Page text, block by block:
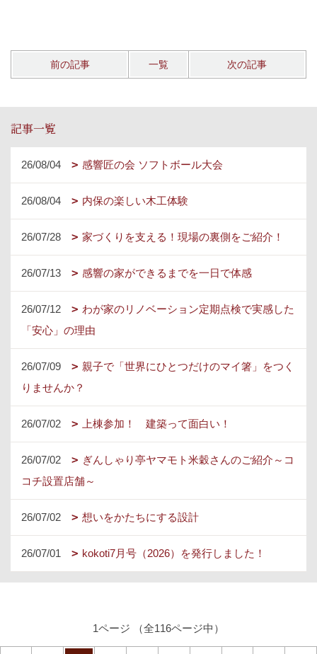
前の記事 一覧 次の記事
記事一覧
26/08/04 感響匠の会 ソフトボール大会
26/08/04 内保の楽しい木工体験
26/07/28 家づくりを支える！現場の裏側をご紹介！
26/07/13 感響の家ができるまでを一日で体感
26/07/12
わが家のリノベーション定期点検で実感した
「安心」の理由
26/07/09
親子で「世界にひとつだけのマイ箸」をつく
りませんか？
26/07/02 上棟参加！ 建築って面白い！
26/07/02
ぎんしゃり亭ヤマモト米穀さんのご紹介～コ
コチ設置店舗～
26/07/02 想いをかたちにする設計
26/07/01 kokoti7月号（2026）を発行しました！
1ページ （全116ページ中）